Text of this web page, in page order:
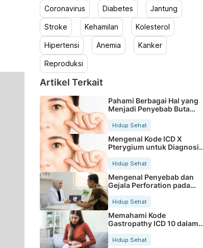
Coronavirus Diabetes Jantung
Stroke Kehamilan Kolesterol
Hipertensi Anemia Kanker
Reproduksi
Artikel Terkait
Pahami Berbagai Hal yang
Menjadi Penyebab Buta
Hidup Sehat
Mengenal Kode ICD X
Pterygium untuk Diagnosis
Hidup Sehat
Mengenal Penyebab dan
Gejala Perforation pada
Tubuh
Hidup Sehat
Memahami Kode
Gastropathy ICD 10 dalam
Rekam Medis Pasien
Hidup Sehat